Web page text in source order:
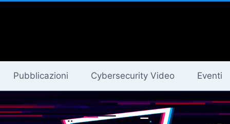
Pubblicazioni Cybersecurity Video Eventi